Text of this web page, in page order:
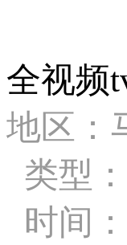
全视频
地区：
类型
时间